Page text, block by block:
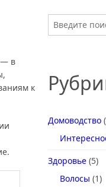
— в
к
Домоводство
Здоровье (5)
Волосы (1)